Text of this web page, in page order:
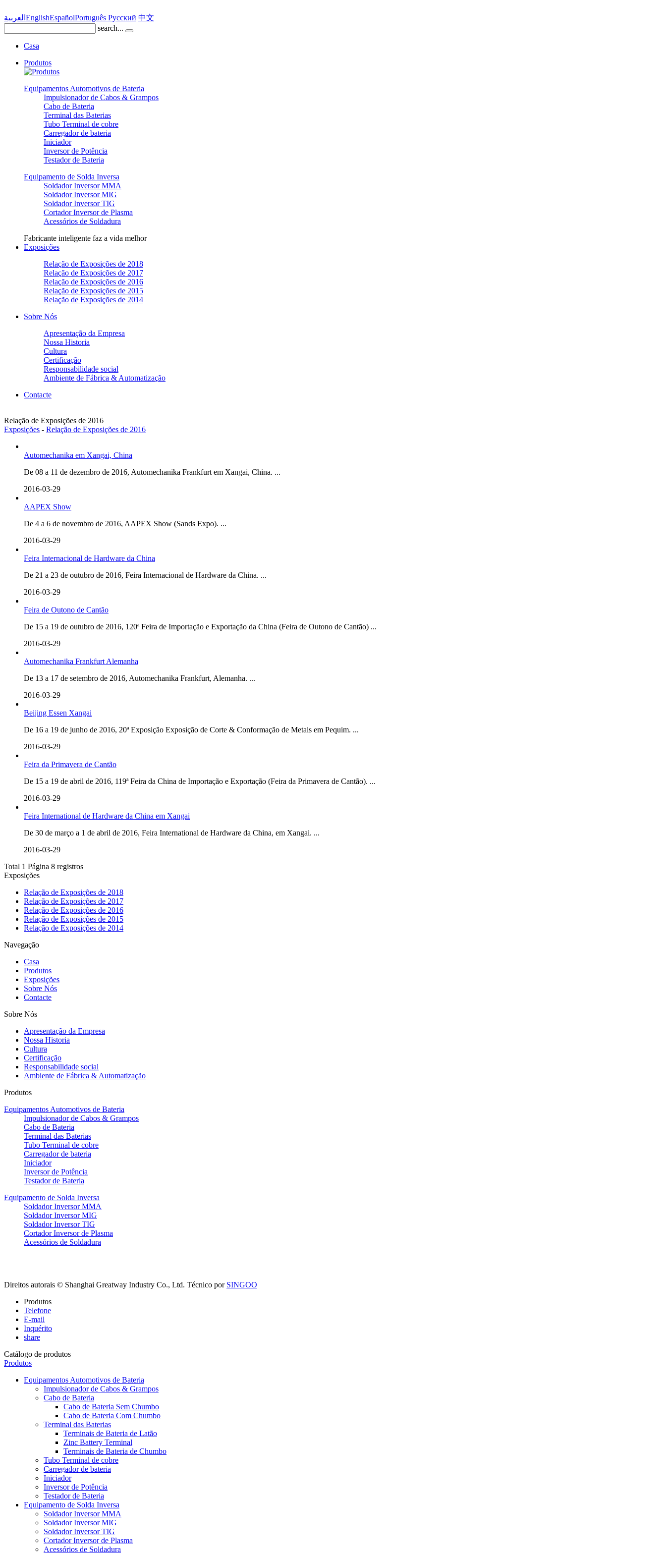
العربية EnglishEspañolPortuguês Pусский 中文
search...
Casa
Produtos
Equipamentos Automotivos de Bateria
Impulsionador de Cabos & Grampos
Cabo de Bateria
Terminal das Baterias
Tubo Terminal de cobre
Carregador de bateria
Iniciador
Inversor de Potência
Testador de Bateria
Equipamento de Solda Inversa
Soldador Inversor MMA
Soldador Inversor MIG
Soldador Inversor TIG
Cortador Inversor de Plasma
Acessórios de Soldadura
Fabricante inteligente faz a vida melhor
Exposições
Relação de Exposições de 2018
Relação de Exposições de 2017
Relação de Exposições de 2016
Relação de Exposições de 2015
Relação de Exposições de 2014
Sobre Nós
Apresentação da Empresa
Nossa Historia
Cultura
Certificação
Responsabilidade social
Ambiente de Fábrica & Automatização
Contacte
Relação de Exposições de 2016
Exposições - Relação de Exposições de 2016
Automechanika em Xangai, China
De 08 a 11 de dezembro de 2016, Automechanika Frankfurt em Xangai, China. ...
2016-03-29
AAPEX Show
De 4 a 6 de novembro de 2016, AAPEX Show (Sands Expo). ...
2016-03-29
Feira Internacional de Hardware da China
De 21 a 23 de outubro de 2016, Feira Internacional de Hardware da China. ...
2016-03-29
Feira de Outono de Cantão
De 15 a 19 de outubro de 2016, 120ª Feira de Importação e Exportação da China (Feira de Outono de Cantão) ...
2016-03-29
Automechanika Frankfurt Alemanha
De 13 a 17 de setembro de 2016, Automechanika Frankfurt, Alemanha. ...
2016-03-29
Beijing Essen Xangai
De 16 a 19 de junho de 2016, 20ª Exposição Exposição de Corte & Conformação de Metais em Pequim. ...
2016-03-29
Feira da Primavera de Cantão
De 15 a 19 de abril de 2016, 119ª Feira da China de Importação e Exportação (Feira da Primavera de Cantão). ...
2016-03-29
Feira International de Hardware da China em Xangai
De 30 de março a 1 de abril de 2016, Feira International de Hardware da China, em Xangai. ...
2016-03-29
Total 1 Página 8 registros
Exposições
Relação de Exposições de 2018
Relação de Exposições de 2017
Relação de Exposições de 2016
Relação de Exposições de 2015
Relação de Exposições de 2014
Navegação
Casa
Produtos
Exposições
Sobre Nós
Contacte
Sobre Nós
Apresentação da Empresa
Nossa Historia
Cultura
Certificação
Responsabilidade social
Ambiente de Fábrica & Automatização
Produtos
Equipamentos Automotivos de Bateria
Impulsionador de Cabos & Grampos
Cabo de Bateria
Terminal das Baterias
Tubo Terminal de cobre
Carregador de bateria
Iniciador
Inversor de Potência
Testador de Bateria
Equipamento de Solda Inversa
Soldador Inversor MMA
Soldador Inversor MIG
Soldador Inversor TIG
Cortador Inversor de Plasma
Acessórios de Soldadura
Direitos autorais © Shanghai Greatway Industry Co., Ltd. Técnico por SINGOO
Produtos
Telefone
E-mail
Inquérito
share
Catálogo de produtos
Produtos
Equipamentos Automotivos de Bateria
Impulsionador de Cabos & Grampos
Cabo de Bateria
Cabo de Bateria Sem Chumbo
Cabo de Bateria Com Chumbo
Terminal das Baterias
Terminais de Bateria de Latão
Zinc Battery Terminal
Terminais de Bateria de Chumbo
Tubo Terminal de cobre
Carregador de bateria
Iniciador
Inversor de Potência
Testador de Bateria
Equipamento de Solda Inversa
Soldador Inversor MMA
Soldador Inversor MIG
Soldador Inversor TIG
Cortador Inversor de Plasma
Acessórios de Soldadura